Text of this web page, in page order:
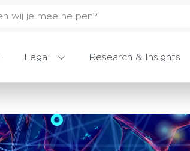
Legal Research & Insights